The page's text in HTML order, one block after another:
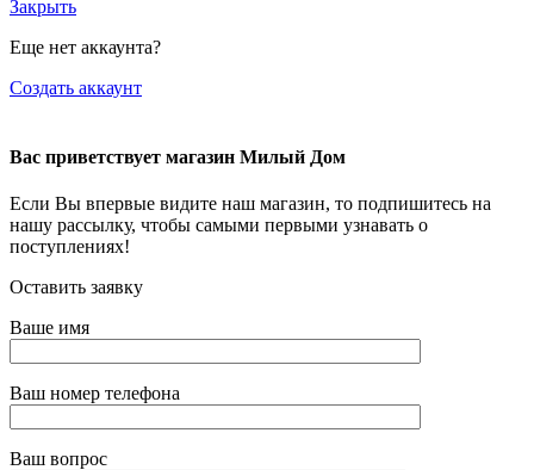
Закрыть
Еще нет аккаунта?
Создать аккаунт
Вас приветствует магазин Милый Дом
Если Вы впервые видите наш магазин, то подпишитесь на
нашу рассылку, чтобы самыми первыми узнавать о
поступлениях!
Оставить заявку
Ваше имя
Ваш номер телефона
Ваш вопрос